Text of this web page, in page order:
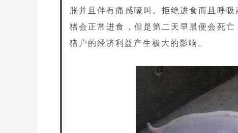
胀并且伴有痛感嚎叫。拒绝进食而且呼
猪会正常进食，但是第二天早晨便会死
猪户的经济利益产生极大的影响。